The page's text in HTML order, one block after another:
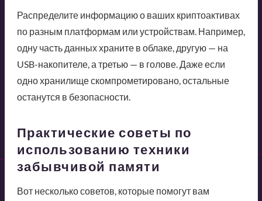
Распределите информацию о ваших криптоактивах
по разным платформам или устройствам. Например,
одну часть данных храните в облаке, другую — на
USB-накопителе, а третью — в голове. Даже если
одно хранилище скомпрометировано, остальные
останутся в безопасности.
Практические советы по
использованию техники
забывчивой памяти
Вот несколько советов, которые помогут вам